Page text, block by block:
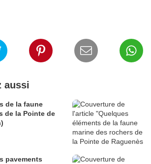
aussi
de la faune
de la Pointe de
pavements